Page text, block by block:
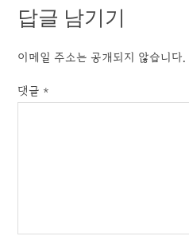
답글 남기기
이메일 주소는 공개되지 않습니다.
댓글 *